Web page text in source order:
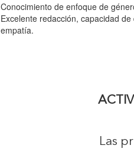
Conocimiento de enfoque de
Excelente redacción, capacidad
empatía.
Las